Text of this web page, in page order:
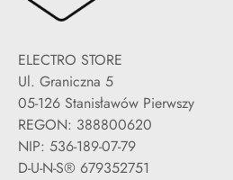
ELECTRO STORE
Ul. Graniczna 5
05-126 Stanisławów Pierwszy
REGON: 388800620
NIP: 536-189-07-79
D-U-N-S® 679352751